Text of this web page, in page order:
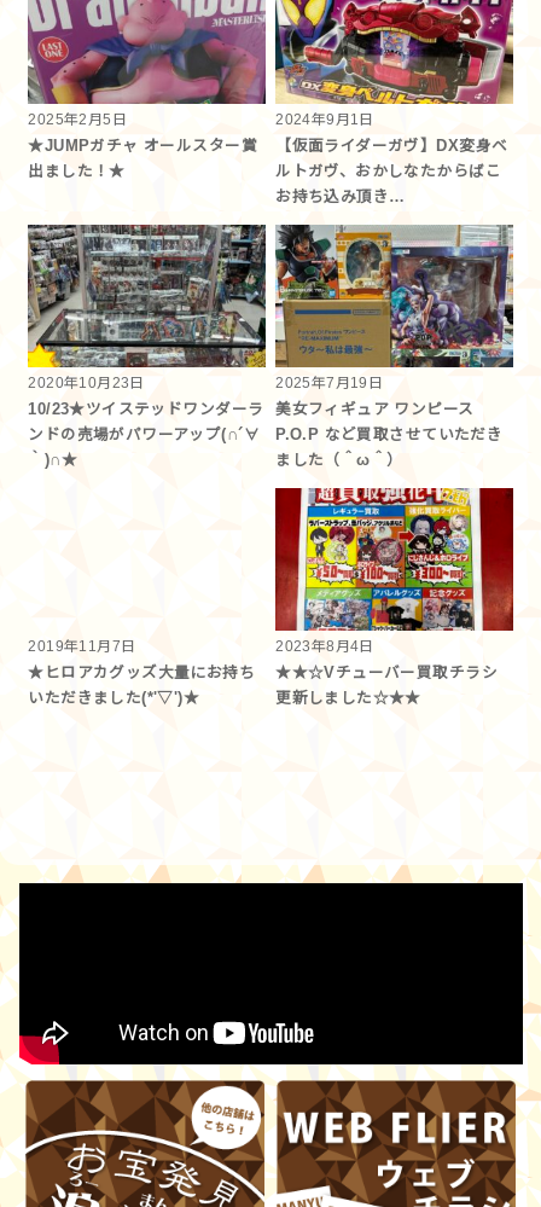
2025年2月5日
★JUMPガチャ オールスター賞
出ました！★
2024年9月1日
【仮面ライダーガヴ】DX変身ベ
ルトガヴ、おかしなたからばこ
お持ち込み頂き…
2020年10月23日
10/23★ツイステッドワンダーラ
ンドの売場がパワーアップ(∩´∀
｀)∩★
2025年7月19日
美女フィギュア ワンピース
P.O.P など買取させていただき
ました（＾ω＾）
2019年11月7日
★ヒロアカグッズ大量にお持ち
いただきました(*'▽')★
2023年8月4日
★★☆Vチューバー買取チラシ
更新しました☆★★